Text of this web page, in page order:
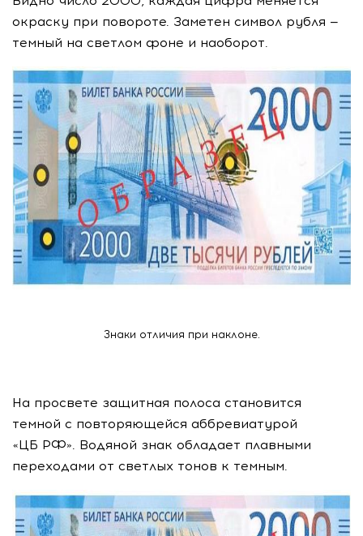
окраску при повороте. Заметен символ рубля —
темный на светлом фоне и наоборот.
Знаки отличия при наклоне.
На просвете защитная полоса становится
темной с повторяющейся аббревиатурой
«ЦБ РФ». Водяной знак обладает плавными
переходами от светлых тонов к темным.